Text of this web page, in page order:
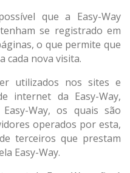
que a Easy-Way
se registrado em
o que permite que
cada nova visita.
utilizados nos sites e
internet da Easy-Way,
Way, os quais são
operados por esta,
terceiros que prestam
Easy-Way.